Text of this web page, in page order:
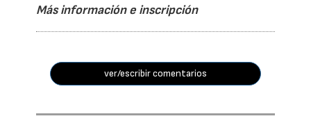
Más información e inscripción
ver/escribir comentarios